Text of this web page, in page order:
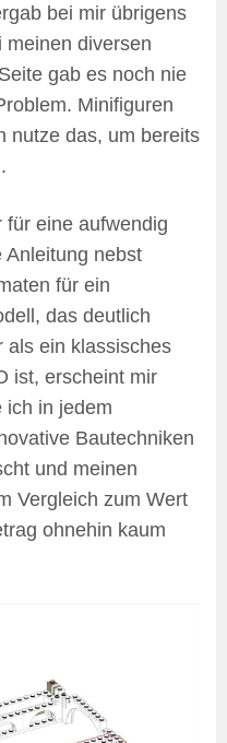
bei mir übrigens
meinen diversen
gab es noch nie
Minifiguren
nutze das, um bereits
für eine aufwendig
Anleitung nebst
für ein
das deutlich
als ein klassisches
ist, erscheint mir
ich in jedem
Bautechniken
und meinen
Vergleich zum Wert
ohnehin kaum